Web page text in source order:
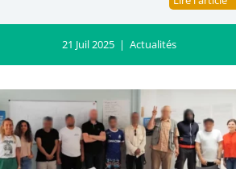
21 Juil 2025 | Actualités